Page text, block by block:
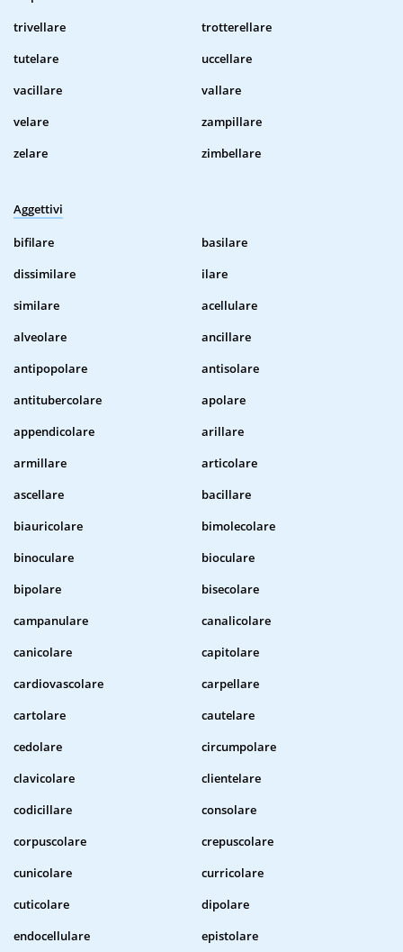
trivellare
trotterellare
tutelare
uccellare
vacillare
vallare
velare
zampillare
zelare
zimbellare
Aggettivi
bifilare
basilare
dissimilare
ilare
similare
acellulare
alveolare
ancillare
antipopolare
antisolare
antitubercolare
apolare
appendicolare
arillare
armillare
articolare
ascellare
bacillare
biauricolare
bimolecolare
binoculare
bioculare
bipolare
bisecolare
campanulare
canalicolare
canicolare
capitolare
cardiovascolare
carpellare
cartolare
cautelare
cedolare
circumpolare
clavicolare
clientelare
codicillare
consolare
corpuscolare
crepuscolare
cunicolare
curricolare
cuticolare
dipolare
endocellulare
epistolare